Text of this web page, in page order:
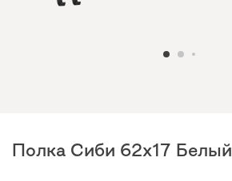
Полка Сиби 62x17 Белый